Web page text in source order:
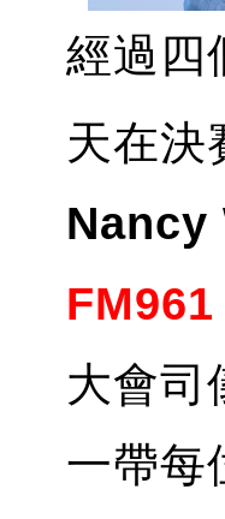
經過四
天在決
Nancy
FM961
大會司
一帶每